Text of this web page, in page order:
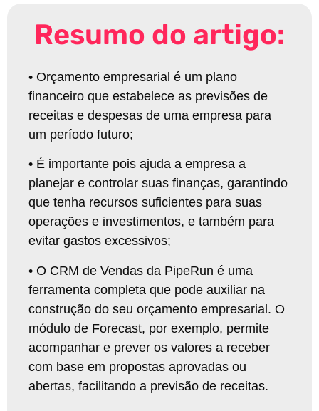
Resumo do artigo:
• Orçamento empresarial é um plano
financeiro que estabelece as previsões de
receitas e despesas de uma empresa para
um período futuro;
• É importante pois ajuda a empresa a
planejar e controlar suas finanças, garantindo
que tenha recursos suficientes para suas
operações e investimentos, e também para
evitar gastos excessivos;
• O CRM de Vendas da PipeRun é uma
ferramenta completa que pode auxiliar na
construção do seu orçamento empresarial. O
módulo de Forecast, por exemplo, permite
acompanhar e prever os valores a receber
com base em propostas aprovadas ou
abertas, facilitando a previsão de receitas.